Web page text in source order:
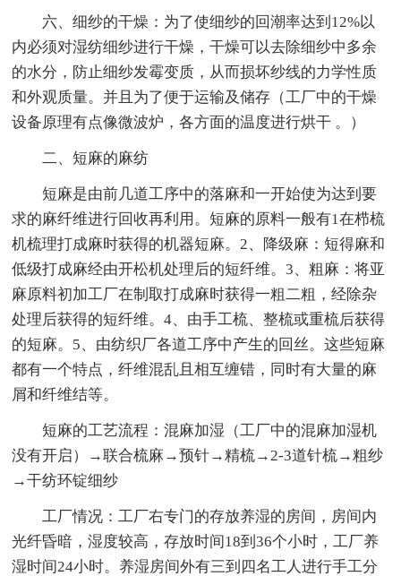
六、细纱的干燥：为了使细纱的回潮率达到12%以
内必须对湿纺细纱进行干燥，干燥可以去除细纱中多余
的水分，防止细纱发霉变质，从而损坏纱线的力学性质
和外观质量。并且为了便于运输及储存（工厂中的干燥
设备原理有点像微波炉，各方面的温度进行烘干 。）
二、短麻的麻纺
短麻是由前几道工序中的落麻和一开始使为达到要
求的麻纤维进行回收再利用。短麻的原料一般有1在栉梳
机梳理打成麻时获得的机器短麻。2、降级麻：短得麻和
低级打成麻经由开松机处理后的短纤维。3、粗麻：将亚
麻原料初加工厂在制取打成麻时获得一粗二粗，经除杂
处理后获得的短纤维。4、由手工梳、整梳或重梳后获得
的短麻。5、由纺织厂各道工序中产生的回丝。这些短麻
都有一个特点，纤维混乱且相互缠错，同时有大量的麻
屑和纤维结等。
短麻的工艺流程：混麻加湿（工厂中的混麻加湿机
没有开启）→联合梳麻→预针→精梳→2-3道针梳→粗纱
→干纺环锭细纱
工厂情况：工厂右专门的存放养湿的房间，房间内
光纤昏暗，湿度较高，存放时间18到36个小时，工厂养
湿时间24小时。养湿房间外有三到四名工人进行手工分